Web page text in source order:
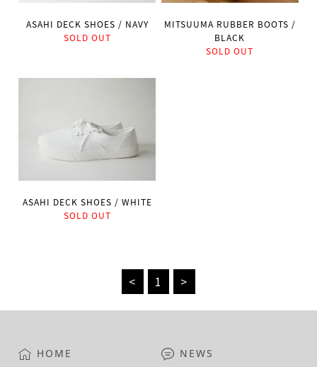
ASAHI DECK SHOES / NAVY
SOLD OUT
MITSUUMA RUBBER BOOTS /
BLACK
SOLD OUT
ASAHI DECK SHOES / WHITE
SOLD OUT
< 1 >
HOME NEWS